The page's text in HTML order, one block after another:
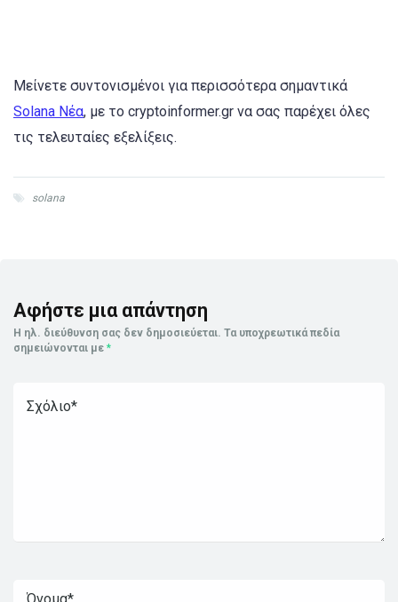
Μείνετε συντονισμένοι για περισσότερα σημαντικά
Solana Νέα, με το cryptoinformer.gr να σας παρέχει όλες
τις τελευταίες εξελίξεις.
solana
Αφήστε μια απάντηση
Η ηλ. διεύθυνση σας δεν δημοσιεύεται. Τα υποχρεωτικά πεδία
σημειώνονται με *